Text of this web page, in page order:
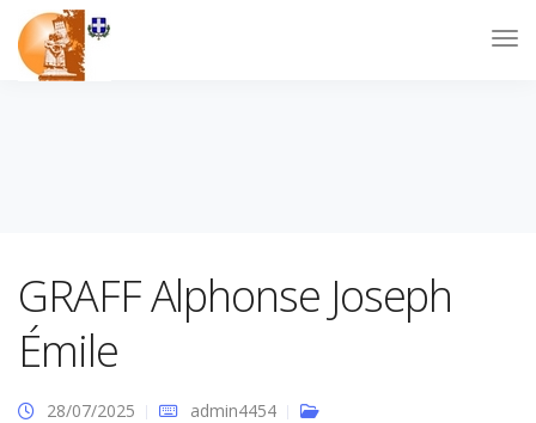
GRAFF Alphonse Joseph
Émile
28/07/2025 admin4454